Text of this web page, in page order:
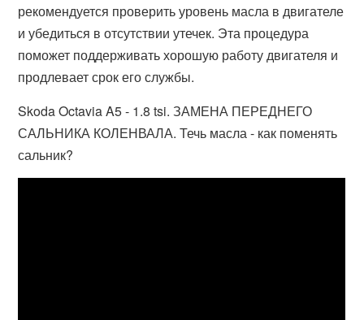
рекомендуется проверить уровень масла в двигателе
и убедиться в отсутствии утечек. Эта процедура
поможет поддерживать хорошую работу двигателя и
продлевает срок его службы.
Skoda Octavia A5 - 1.8 tsi. ЗАМЕНА ПЕРЕДНЕГО
САЛЬНИКА КОЛЕНВАЛА. Течь масла - как поменять
сальник?